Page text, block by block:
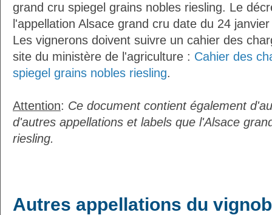
grand cru spiegel grains nobles riesling. Le
l'appellation Alsace grand cru date du 24
Les vignerons doivent suivre un cahier des
site du ministère de l'agriculture : Cahier des
spiegel grains nobles riesling.
Attention: Ce document contient également
d'autres appellations et labels que l'Alsace
riesling.
Autres appellations du